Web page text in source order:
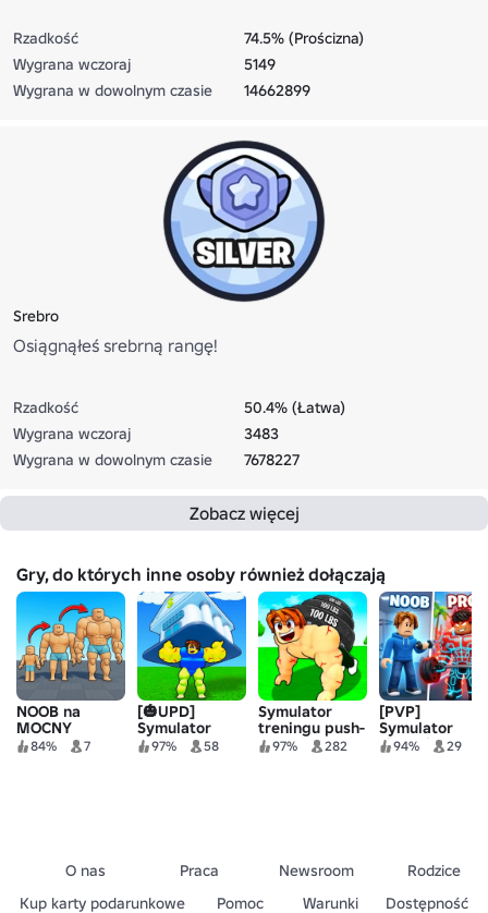
Rzadkość
74.5% (Prościzna)
Wygrana wczoraj
5149
Wygrana w dowolnym czasie
14662899
Srebro
Osiągnąłeś srebrną rangę!
Rzadkość
50.4% (Łatwa)
Wygrana wczoraj
3483
Wygrana w dowolnym czasie
7678227
Zobacz więcej
Gry, do których inne osoby również dołączają
NOOB na
MOCNY
84% 7
[🎃UPD]
Symulator
Legend
97% 58
Symulator
treningu push-
up97% 282
[PVP]
Symulator
siłowni
94% 29
O nas Praca Newsroom
Rodzice
Kup karty podarunkowe
Pomoc Warunki Dostępność